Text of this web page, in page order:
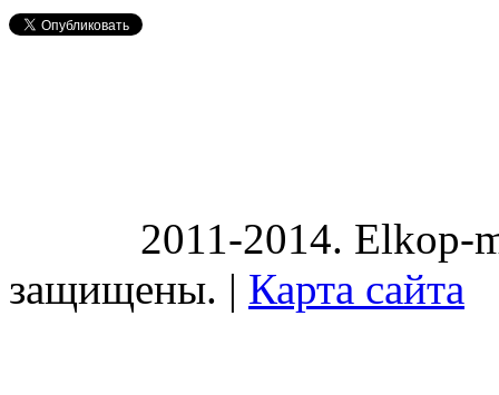
2011-2014. Elkop-
защищены. | Карта сайта